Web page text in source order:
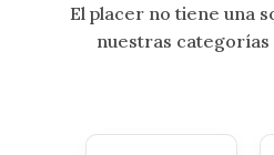
El placer no tiene una
nuestras categorías